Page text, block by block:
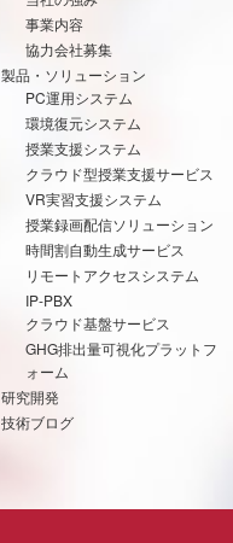
事業内容
協力会社募集
製品・ソリューション
PC運用システム
環境復元システム
授業支援システム
クラウド型授業支援サービス
VR実習支援システム
授業録画配信ソリューション
時間割自動生成サービス
リモートアクセスシステム
IP-PBX
クラウド基盤サービス
GHG排出量可視化プラットフ
ォーム
研究開発
技術ブログ